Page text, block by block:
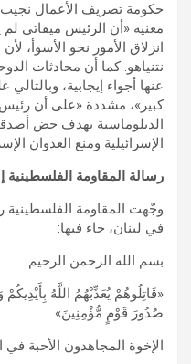
حكومة تصريف الأعمال
معنية «أن الرئيس ميقاتي
انزلاق الأمور نحو الأسوأ،
نتنياهو. كما أن محادثات
عنها أجواء إيجابية،
كبير»، مشددة «على أن رئيس
الدبلوماسية بهدف حض
الإسرائيلية ومنع العدوان
رسالة المقاومة
وجّهت المقاومة الفلسطينية
في لبنان، جاء فيها:
بسم الله الرحمن الرحيم
«قَاتِلُوهُمْ يُعَذِّبْهُمُ اللَّهُ
صُدُورَ قَوْمٍ مُّؤْمِنِينَ»
الإخوة المجاهدون الأحبة في